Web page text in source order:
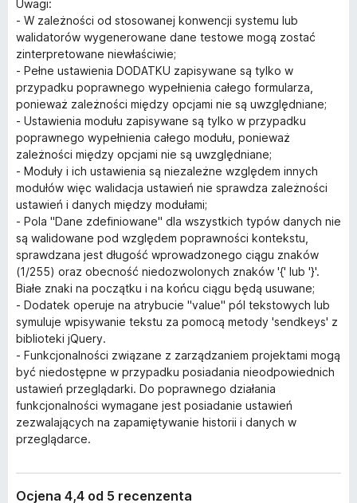
Uwagi:
- W zależności od stosowanej konwencji systemu lub
walidatorów wygenerowane dane testowe mogą zostać
zinterpretowane niewłaściwie;
- Pełne ustawienia DODATKU zapisywane są tylko w
przypadku poprawnego wypełnienia całego formularza,
ponieważ zależności między opcjami nie są uwzględniane;
- Ustawienia modułu zapisywane są tylko w przypadku
poprawnego wypełnienia całego modułu, ponieważ
zależności między opcjami nie są uwzględniane;
- Moduły i ich ustawienia są niezależne względem innych
modułów więc walidacja ustawień nie sprawdza zależności
ustawień i danych między modułami;
- Pola "Dane zdefiniowane" dla wszystkich typów danych nie
są walidowane pod względem poprawności kontekstu,
sprawdzana jest długość wprowadzonego ciągu znaków
(1/255) oraz obecność niedozwolonych znaków '{' lub '}'.
Białe znaki na początku i na końcu ciągu będą usuwane;
- Dodatek operuje na atrybucie "value" pól tekstowych lub
symuluje wpisywanie tekstu za pomocą metody 'sendkeys' z
biblioteki jQuery.
- Funkcjonalności związane z zarządzaniem projektami mogą
być niedostępne w przypadku posiadania nieodpowiednich
ustawień przeglądarki. Do poprawnego działania
funkcjonalności wymagane jest posiadanie ustawień
zezwalających na zapamiętywanie historii i danych w
przeglądarce.
Ocjena 4,4 od 5 recenzenta